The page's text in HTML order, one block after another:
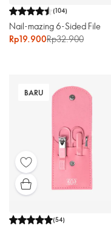
(104)
Nail-mazing 6-Sided File
Rp19.900Rp32.900
BARU
(54)